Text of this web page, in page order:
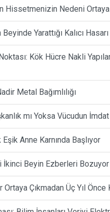
Hissetmenizin Nedeni
Yarattığı Kalıcı
Kök Hücre Nakli
Metal Bağımlılığı
mı Yoksa Vücudun İmdat
Anne Karnında Başlıyor
İkinci Beyin Ezberleri Bozuyor
Çıkmadan Üç Yıl